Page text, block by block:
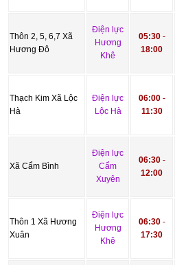
Thôn 2, 5, 6,7 Xã
Hương Đô
Điện lực
Hương
Khê
05:30-
18:00
Thạch Kim Xã Lộc
Hà
Điện lực
Lộc Hà
06:00-
11:30
Xã Cẩm Bình
Điện lực
Cẩm
Xuyên
06:30-
12:00
Thôn 1 Xã Hương
Xuân
Điện lực
Hương
Khê
06:30-
17:30